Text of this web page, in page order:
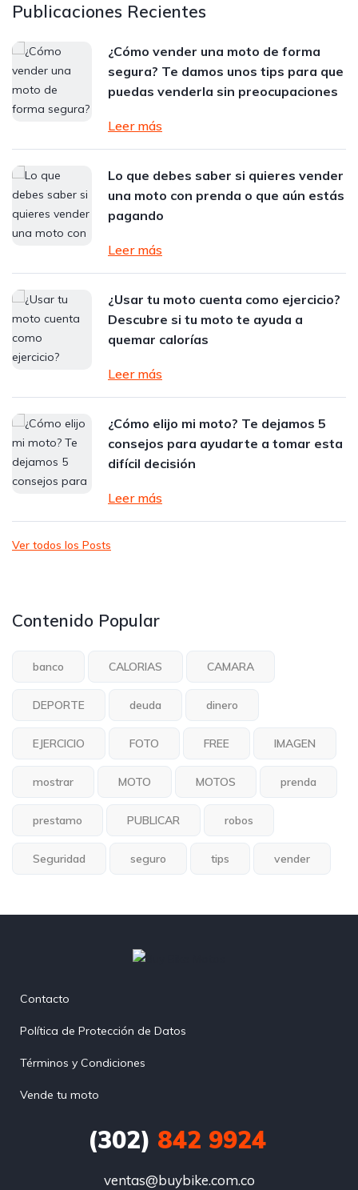
Publicaciones Recientes
¿Cómo vender una moto de forma
segura? Te damos unos tips para que
puedas venderla sin preocupaciones
Leer más
Lo que debes saber si quieres vender
una moto con prenda o que aún estás
pagando
Leer más
¿Usar tu moto cuenta como ejercicio?
Descubre si tu moto te ayuda a
quemar calorías
Leer más
¿Cómo elijo mi moto? Te dejamos 5
consejos para ayudarte a tomar esta
difícil decisión
Leer más
Ver todos los Posts
Contenido Popular
banco CALORIAS CAMARA
DEPORTE deuda dinero
EJERCICIO FOTO FREE IMAGEN
mostrar MOTO MOTOS prenda
prestamo PUBLICAR robos
Seguridad seguro tips vender
Contacto
Política de Protección de Datos
Términos y Condiciones
Vende tu moto
(302) 842 9924
ventas@buybike.com.co